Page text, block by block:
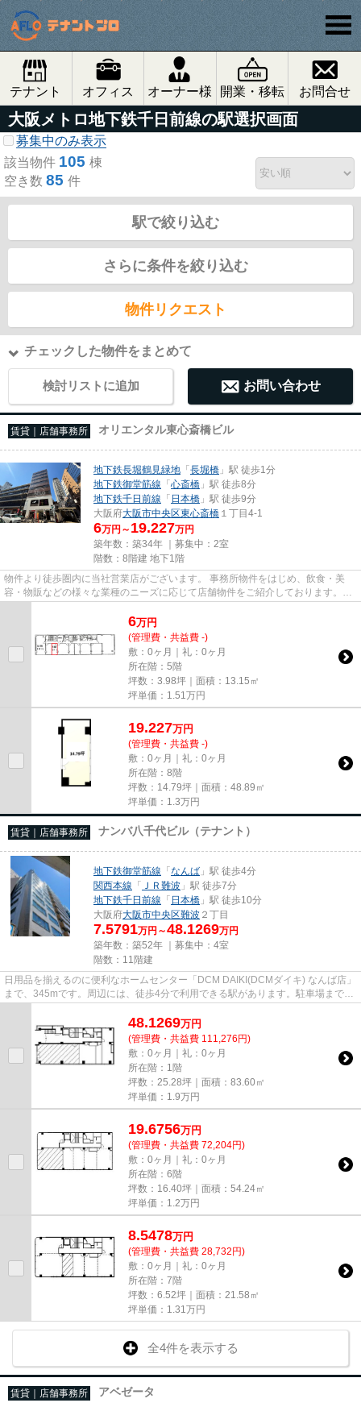
テナント オフィス オーナー様 開業・移転 お問合せ
大阪メトロ地下鉄千日前線の駅選択画面
募集中のみ表示
該当物件 105 棟
空き数 85 件
駅で絞り込む
さらに条件を絞り込む
物件リクエスト
チェックした物件をまとめて
検討リストに追加 お問い合わせ
賃貸｜店舗事務所 オリエンタル東心斎橋ビル
地下鉄長堀鶴見緑地 「長堀橋 」駅 徒歩1分
地下鉄御堂筋線 「心斎橋 」駅 徒歩8分
地下鉄千日前線 「 日本橋 」駅 徒歩9分
大阪府大阪市中央区東心斎橋 １丁目4-1
6万円～ 19.227万円
築年数：築34年 ｜募集中： 2室
階数：8階建 地下1階
物件より徒歩圏内に当社営業店がございます。 事務所物件をはじめ、飲食・美
容・物販などの様々な業種のニーズに応じて店舗物件をご紹介しております。
尚、弊社ではおとり広告は一切...
6万円
(管理費・共益費 -)
敷：0ヶ月｜礼：0ヶ月
所在階：5階
坪数：3.98坪｜面積：13.15㎡
坪単価： 1.51 万円
19.227万円
(管理費・共益費 -)
敷：0ヶ月｜礼：0ヶ月
所在階：8階
坪数：14.79坪｜面積：48.89㎡
坪単価： 1.3万円
賃貸｜店舗事務所 ナンバ八千代ビル（テナント）
地下鉄御堂筋線 「なんば 」駅 徒歩4分
関西本線 「 ＪＲ難波 」駅 徒歩7分
地下鉄千日前線 「 日本橋 」駅 徒歩10分
大阪府大阪市中央区難波 ２丁目
7.5791万円～48.1269万円
築年数：築52年 ｜募集中： 4室
階数：11階建
日用品を揃えるのに便利なホームセンター「DCM DAIKI(DCMダイキ) なんば店」
まで、345mです。周辺には、徒歩4分で利用できる駅があります。駐車場までの
距離は200mです。初期費用はカ...
48.1269万円
(管理費・共益費 111,276円)
敷：0ヶ月｜礼：0ヶ月
所在階：1階
坪数：25.28坪｜面積：83.60㎡
坪単価： 1.9万円
19.6756万円
(管理費・共益費 72,204円)
敷：0ヶ月｜礼：0ヶ月
所在階：6階
坪数：16.40坪｜面積：54.24㎡
坪単価： 1.2万円
8.5478万円
(管理費・共益費 28,732円)
敷：0ヶ月｜礼：0ヶ月
所在階：7階
坪数：6.52坪｜面積：21.58㎡
坪単価： 1.31 万円
全4件を表示する
賃貸｜店舗事務所 アベゼータ